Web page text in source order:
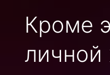
Кроме